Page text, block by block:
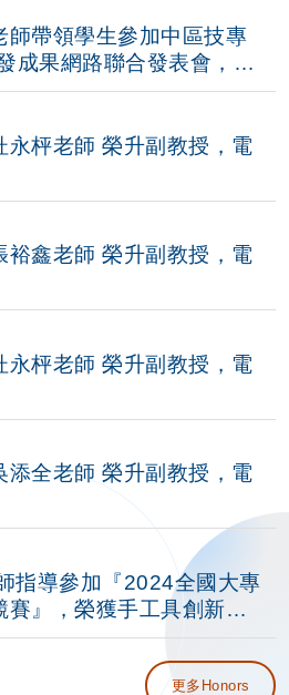
師帶領學生參加中區技專
成果網路聯合發表會，榮
永枰老師 榮升副教授，電
裕鑫老師 榮升副教授，電
永枰老師 榮升副教授，電
添全老師 榮升副教授，電
指導參加『2024全國大專
賽』，榮獲手工具創新設
生恭賀！
更多Honors